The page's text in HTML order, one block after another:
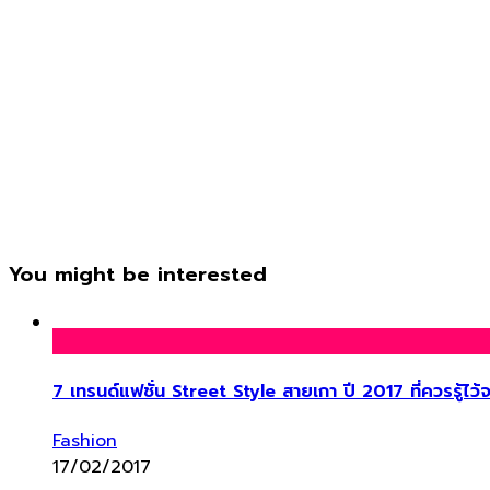
You might be interested
7 เทรนด์แฟชั่น Street Style สายเกา ปี 2017 ที่ควรรู้ไว้จ
Fashion
17/02/2017